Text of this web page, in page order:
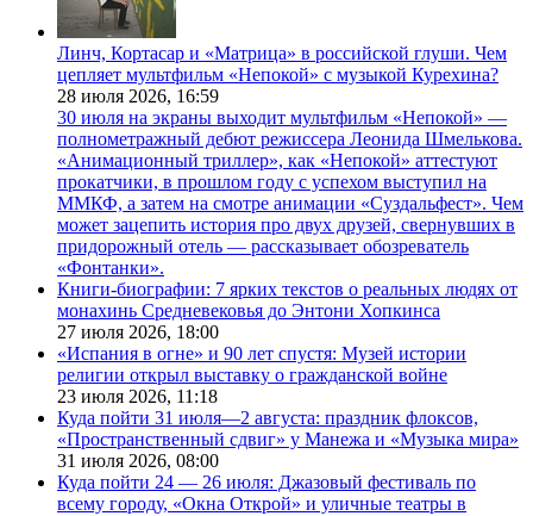
Линч, Кортасар и «Матрица» в российской глуши. Чем
цепляет мультфильм «Непокой» с музыкой Курехина?
28 июля 2026, 16:59
30 июля на экраны выходит мультфильм «Непокой» —
полнометражный дебют режиссера Леонида Шмелькова.
«Анимационный триллер», как «Непокой» аттестуют
прокатчики, в прошлом году с успехом выступил на
ММКФ, а затем на смотре анимации «Суздальфест». Чем
может зацепить история про двух друзей, свернувших в
придорожный отель — рассказывает обозреватель
«Фонтанки».
Книги-биографии: 7 ярких текстов о реальных людях от
монахинь Средневековья до Энтони Хопкинса
27 июля 2026, 18:00
«Испания в огне» и 90 лет спустя: Музей истории
религии открыл выставку о гражданской войне
23 июля 2026, 11:18
Куда пойти 31 июля—2 августа: праздник флоксов,
«Пространственный сдвиг» у Манежа и «Музыка мира»
31 июля 2026, 08:00
Куда пойти 24 — 26 июля: Джазовый фестиваль по
всему городу, «Окна Открой» и уличные театры в